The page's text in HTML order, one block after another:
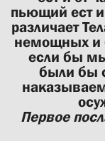
пьющий ест и
различает
немощных и
если бы
были бы
Первое